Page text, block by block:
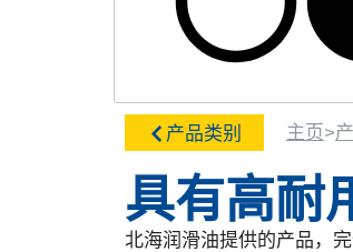
产品类别 主页>
具有高耐
北海润滑油提供的产品，